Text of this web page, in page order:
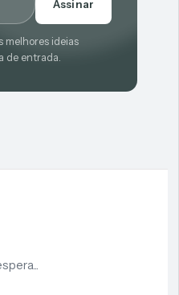
Assinar
melhores ideias
de entrada.